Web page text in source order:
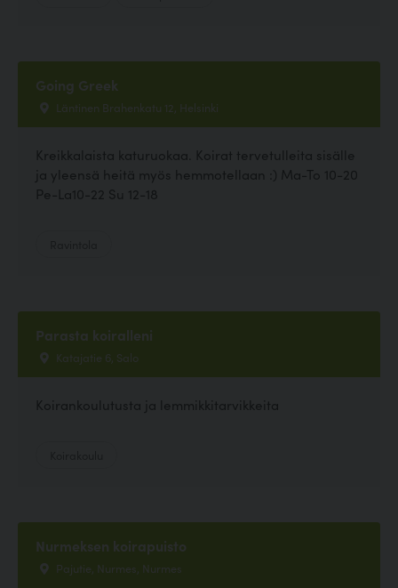
Going Greek
Läntinen Brahenkatu 12, Helsinki
Kreikkalaista katuruokaa. Koirat tervetulleita sisälle
ja yleensä heitä myös hemmotellaan :) Ma-To 10-20
Pe-La10-22 Su 12-18
Parasta koiralleni
Katajatie 6, Salo
Koirankoulutusta ja lemmikkitarvikkeita
Nurmeksen koirapuisto
Pajutie, Nurmes, Nurmes